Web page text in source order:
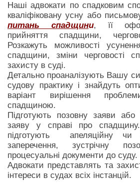
Наші адвокати по спадковим
кваліфіковану усну або
питань спадщини, її
прийняття спадщини,
Розкажуть можливості
спадщини, зміни черговості
захисту в суді.
Детально проаналізують Вашу
судову практику і знайдуть
варіант вирішення
спадщиною.
Підготують позовну заяви або
заяву у справі про
підготують апеляційну чи
заперечення, зустрічну
процесуальні документи до суду.
Адвокати представлять та
інтереси в судах всіх інстанцій.